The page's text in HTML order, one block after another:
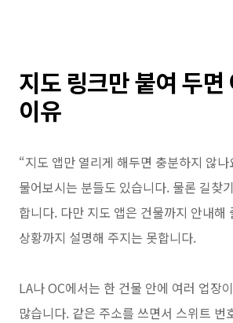
지도 링크만 붙여 두면
이유
“지도 앱만 열리게 해두면 충분하지 않나
물어보시는 분들도 있습니다. 물론 길찾
합니다. 다만 지도 앱은 건물까지 안내해
상황까지 설명해 주지는 못합니다.
LA나 OC에서는 한 건물 안에 여러 업장
많습니다. 같은 주소를 쓰면서 스위트 번